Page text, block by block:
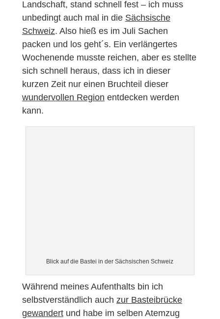
Landschaft, stand schnell fest – ich muss
unbedingt auch mal in die Sächsische
Schweiz. Also hieß es im Juli Sachen
packen und los geht´s. Ein verlängertes
Wochenende musste reichen, aber es stellte
sich schnell heraus, dass ich in dieser
kurzen Zeit nur einen Bruchteil dieser
wundervollen Region entdecken werden
kann.
Blick auf die Bastei in der Sächsischen Schweiz
Während meines Aufenthalts bin ich
selbstverständlich auch zur Basteibrücke
gewandertund habe im selben Atemzug